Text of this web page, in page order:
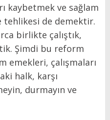
kaybetmek ve sağlam
tehlikesi de demektir.
birlikte çalıştık,
Şimdi bu reform
emekleri, çalışmaları
halk, karşı
durmayın ve